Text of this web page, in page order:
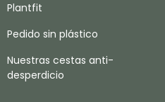
Plantfit
Pedido sin plástico
Nuestras cestas anti-
desperdicio